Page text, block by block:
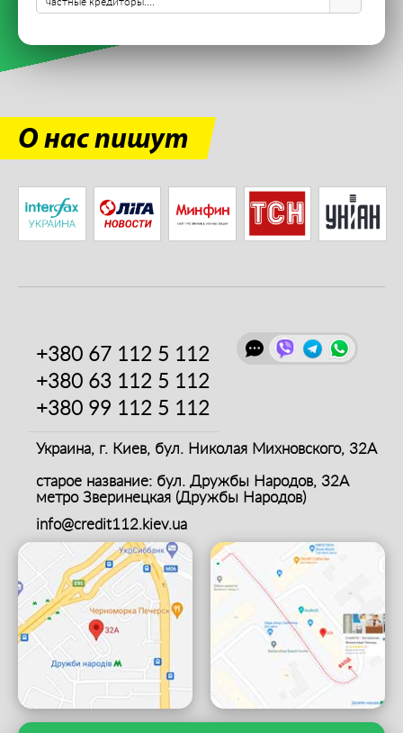
О нас пишут
+380 67 112 5 112
+380 63 112 5 112
+380 99 112 5 112
Украина, г. Киев, бул. Николая Михновского, 32А
старое название: бул. Дружбы Народов, 32А
метро Зверинецкая (Дружбы Народов)
info@credit112.kiev.ua